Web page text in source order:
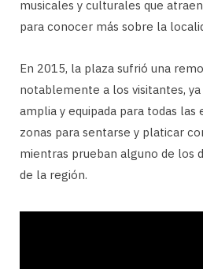
musicales y culturales que
para conocer más sobre la
En 2015, la plaza sufrió una
notablemente a los visitantes, ya
amplia y equipada para todas las
zonas para sentarse y platicar
mientras prueban alguno de los
de la región.